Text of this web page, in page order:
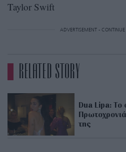
Taylor Swift
ADVERTISEMENT -
RELATED STORY
Dua Lipa:
της